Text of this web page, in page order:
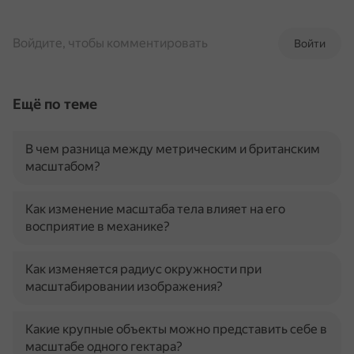
Войти
Войдите, чтобы комментировать
Ещё по теме
В чем разница между метрическим и британским
масштабом?
Как изменение масштаба тела влияет на его
восприятие в механике?
Как изменяется радиус окружности при
масштабировании изображения?
Какие крупные объекты можно представить себе в
масштабе одного гектара?